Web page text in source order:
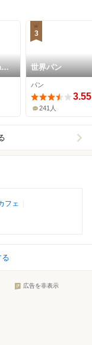
3
世界パン
パン
3.55
241人
フェ
広告を非表示